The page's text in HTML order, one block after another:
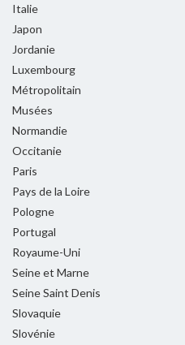
Italie
Japon
Jordanie
Luxembourg
Métropolitain
Musées
Normandie
Occitanie
Paris
Pays de la Loire
Pologne
Portugal
Royaume-Uni
Seine et Marne
Seine Saint Denis
Slovaquie
Slovénie